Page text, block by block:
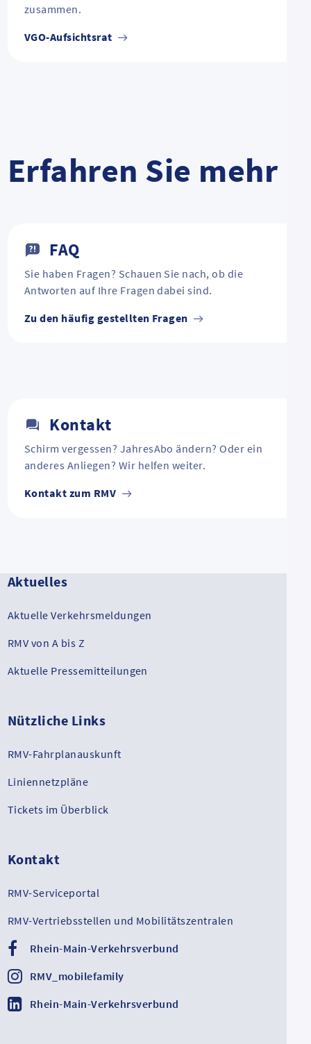
zusammen.
VGO-Aufsichtsrat
Erfahren Sie mehr
FAQ
Sie haben Fragen? Schauen Sie nach, ob die
Antworten auf Ihre Fragen dabei sind.
Zu den häufig gestellten Fragen
Kontakt
Schirm vergessen? JahresAbo ändern? Oder ein
anderes Anliegen? Wir helfen weiter.
Kontakt zum RMV
Aktuelles
Aktuelle Verkehrsmeldungen
RMV von A bis Z
Aktuelle Pressemitteilungen
Nützliche Links
RMV-Fahrplanauskunft
Liniennetzpläne
Tickets im Überblick
Kontakt
RMV-Serviceportal
RMV-Vertriebsstellen und Mobilitätszentralen
Rhein-Main-Verkehrsverbund
RMV_mobilefamily
Rhein-Main-Verkehrsverbund